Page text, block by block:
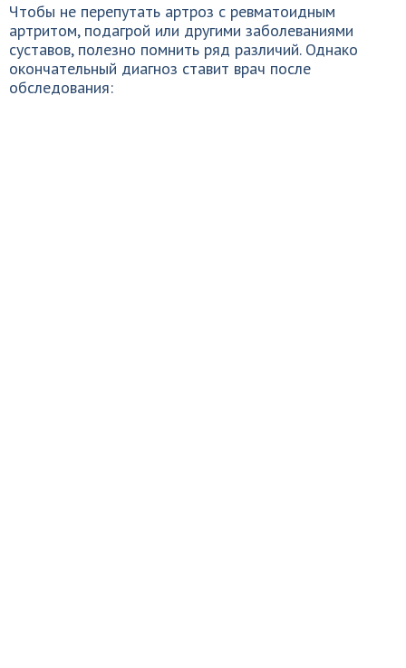
Чтобы не перепутать артроз с ревматоидным
артритом, подагрой или другими заболеваниями
суставов, полезно помнить ряд различий. Однако
окончательный диагноз ставит врач после
обследования: